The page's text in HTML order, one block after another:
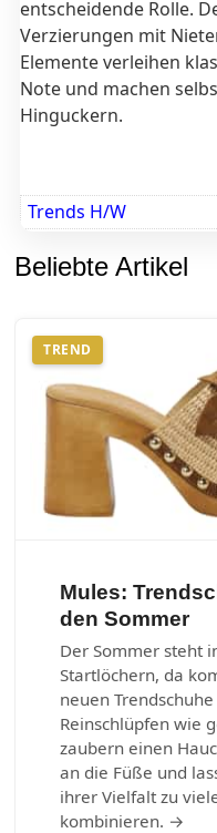
entscheidende Rolle.
Verzierungen mit
Elemente verleihen
Note und machen
Hinguckern.
Trends H/W
Beliebte Artikel
TREND
Mules:
den Sommer
Der Sommer steht
Startlöchern, da
neuen
Reinschlüpfen wie
zaubern einen
an die Füße und
ihrer Vielfalt zu
kombinieren. →